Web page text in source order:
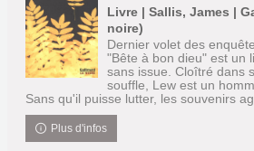
Livre | Sallis, James |
noire)
Dernier volet des
"Bête à bon dieu" est un
sans issue. Cloîtré dans
souffle, Lew est un
Sans qu'il puisse lutter, les souvenirs
Plus d'infos